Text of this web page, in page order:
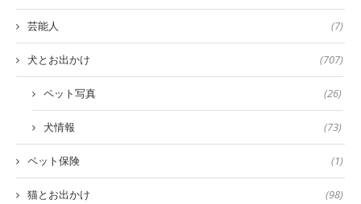
芸能人 (7)
犬とお出かけ (707)
ペット写真 (26)
犬情報 (73)
ペット保険 (1)
猫とお出かけ (98)